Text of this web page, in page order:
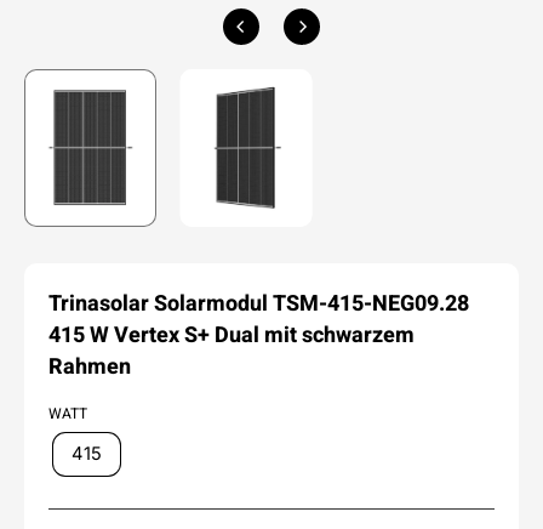
Trinasolar Solarmodul TSM-415-NEG09.28
415 W Vertex S+ Dual mit schwarzem
Rahmen
WATT
415